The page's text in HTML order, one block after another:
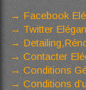
Facebook
Twitter
Contacter
Conditions
Conditions